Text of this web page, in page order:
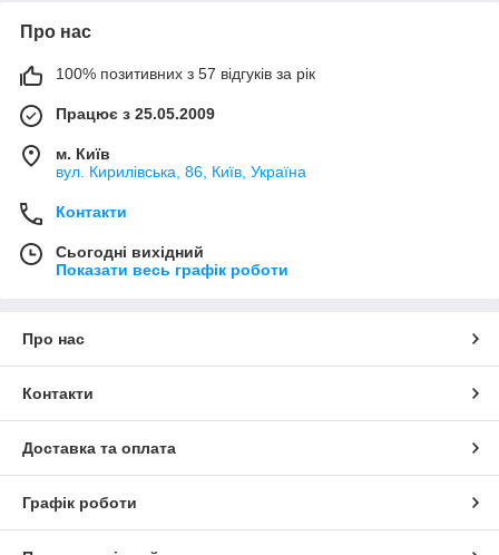
Про нас
100% позитивних з 57 відгуків за рік
Працює з 25.05.2009
м. Київ
вул. Кирилівська, 86, Київ, Україна
Контакти
Сьогодні вихідний
Показати весь графік роботи
Про нас
Контакти
Доставка та оплата
Графік роботи